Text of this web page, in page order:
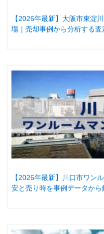
【2026年最新】大阪市東淀
場｜売却事例から分析する
【2026年最新】川口市ワン
安と売り時を事例データから